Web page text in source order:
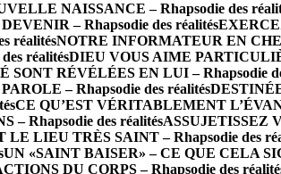
NAISSANCE – Rhapsodie des
– Rhapsodie des réalités
réalitésNOTRE INFORMATEUR EN
réalitésDIEU VOUS AIME
RÉVÉLÉES EN LUI – Rhapsodie
– Rhapsodie des réalités
CE QU’EST VÉRITABLEMENT
– Rhapsodie des réalitésASSUJETISSEZ
LE LIEU TRÈS SAINT – Rhapsodie des
UN «SAINT BAISER» – CE QUE CELA
DU CORPS – Rhapsodie des